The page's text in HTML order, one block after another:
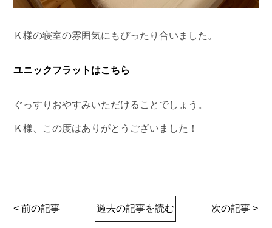
Ｋ様の寝室の雰囲気にもぴったり合いました。
ユニックフラットはこちら
ぐっすりおやすみいただけることでしょう。
Ｋ様、この度はありがとうございました！
< 前の記事 過去の記事を読む 次の記事 >